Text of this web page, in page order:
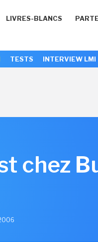
LIVRES-BLANCS
TESTS INTERVIEW LMI
chez